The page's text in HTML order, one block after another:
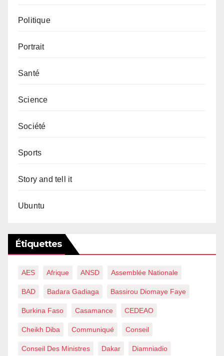
Politique
Portrait
Santé
Science
Société
Sports
Story and tell it
Ubuntu
Étiquettes
AES Afrique ANSD Assemblée Nationale
BAD Badara Gadiaga Bassirou Diomaye Faye
Burkina Faso Casamance CEDEAO
Cheikh Diba Communiqué Conseil
Conseil Des Ministres Dakar Diamniadio